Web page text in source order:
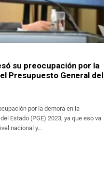
su preocupación por la
Presupuesto General del
por la demora en la
Estado (PGE) 2023, ya que eso va
nacional y…